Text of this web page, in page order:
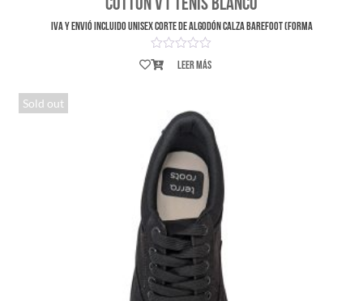
IVA y envió incluido UNISEX Corte de Algodón Calza Barefoot (forma
Leer más
Sold out